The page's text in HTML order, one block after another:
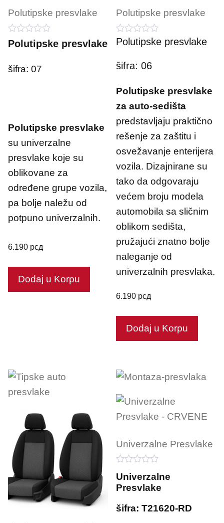
Polutipske presvlake
0
o
t
o
Polutipske presvlake
šifra: 07
Polutipske presvlake
su univerzalne
presvlake koje su
oblikovane za
određene grupe vozila,
pa bolje naležu od
potpuno univerzalnih.
6.190 рсд
Dodaj u Korpu
Polutipske presvlake
0
o
t
o
5
Polutipske presvlake
šifra: 06
Polutipske presvlake
za auto-sedišta
predstavljaju praktično
rešenje za zaštitu i
osvežavanje enterijera
vozila. Dizajnirane su
tako da odgovaraju
većem broju modela
automobila sa sličnim
oblikom sedišta,
pružajući znatno bolje
naleganje od
univerzalnih presvlaka.
6.190 рсд
Dodaj u Korpu
Univerzalne Presvlake
o
u
o
f
Univerzalne
Presvlake
šifra: T21620-RD